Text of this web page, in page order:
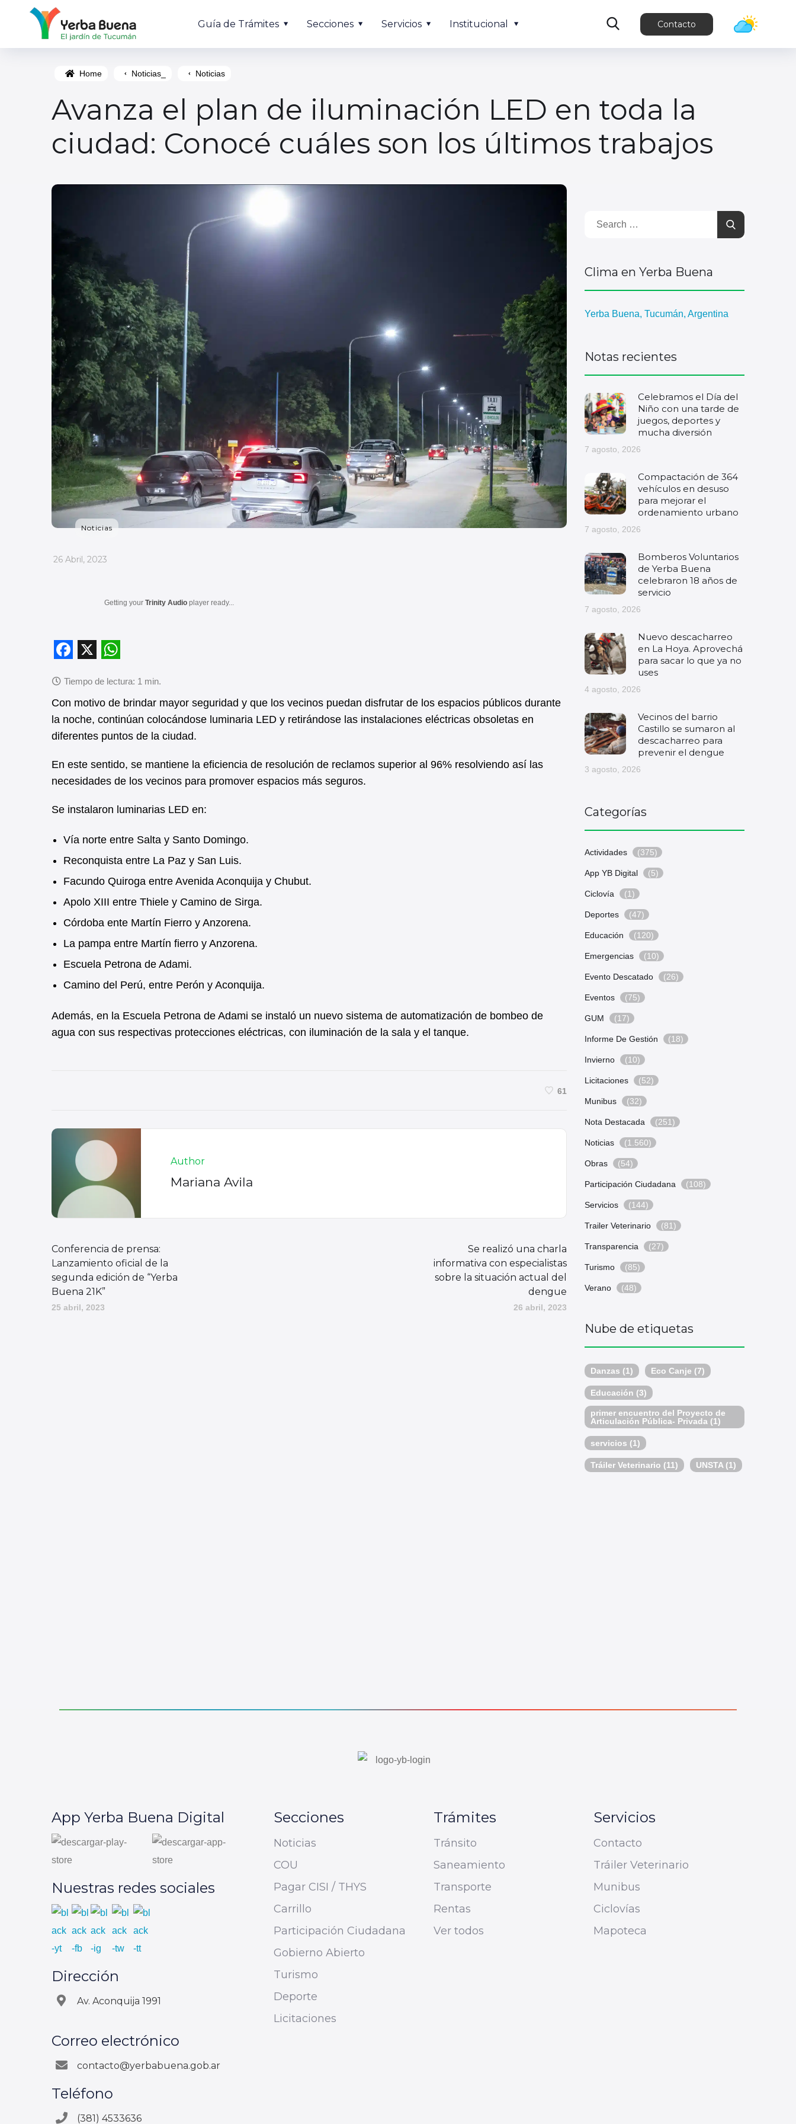
Guía de Trámites Secciones Servicios Institucional Contacto
Home Noticias_ Noticias
Avanza el plan de iluminación LED en toda la
ciudad: Conocé cuáles son los últimos trabajos
Noticias
_
26 Abril, 2023
Getting your Trinity Audio player ready...
a
c
e
b
o
o
k
h
a
t
s
A
p
p
Con motivo de brindar mayor seguridad y que los vecinos puedan disfrutar de los espacios públicos durante
la noche, continúan colocándose luminaria LED y retirándose las instalaciones eléctricas obsoletas en
diferentes puntos de la ciudad.
En este sentido, se mantiene la eficiencia de resolución de reclamos superior al 96% resolviendo así las
necesidades de los vecinos para promover espacios más seguros.
Se instalaron luminarias LED en:
Vía norte entre Salta y Santo Domingo.
Reconquista entre La Paz y San Luis.
Facundo Quiroga entre Avenida Aconquija y Chubut.
Apolo XIII entre Thiele y Camino de Sirga.
Córdoba ente Martín Fierro y Anzorena.
La pampa entre Martín fierro y Anzorena.
Escuela Petrona de Adami.
Camino del Perú, entre Perón y Aconquija.
Además, en la Escuela Petrona de Adami se instaló un nuevo sistema de automatización de bombeo de
agua con sus respectivas protecciones eléctricas, con iluminación de la sala y el tanque.
61
Author
Mariana Avila
Conferencia de prensa:
Lanzamiento oficial de la
segunda edición de “Yerba
Buena 21K”
25 abril, 2023
Se realizó una charla
informativa con especialistas
sobre la situación actual del
dengue
26 abril, 2023
Clima en Yerba Buena
Yerba Buena, Tucumán, Argentina
Notas recientes
Celebramos el Día del
Niño con una tarde de
juegos, deportes y
mucha diversión
7 agosto, 2026
Compactación de 364
vehículos en desuso
para mejorar el
ordenamiento urbano
7 agosto, 2026
Bomberos Voluntarios
de Yerba Buena
celebraron 18 años de
servicio
7 agosto, 2026
Nuevo descacharreo
en La Hoya. Aprovechá
para sacar lo que ya no
uses
4 agosto, 2026
Vecinos del barrio
Castillo se sumaron al
descacharreo para
prevenir el dengue
3 agosto, 2026
Categorías
Actividades (375)
App YB Digital (5)
Ciclovía (1)
Deportes (47)
Educación (120)
Emergencias (10)
Evento Descatado (26)
Eventos (75)
GUM (17)
Informe De Gestión (18)
Invierno (10)
Licitaciones (52)
Munibus (32)
Nota Destacada (251)
Noticias (1.560)
Obras (54)
Participación Ciudadana (108)
Servicios (144)
Trailer Veterinario (81)
Transparencia (27)
Turismo (85)
Verano (48)
Nube de etiquetas
Danzas (1) Eco Canje (7)
Educación (3)
primer encuentro del Proyecto de
Articulación Pública- Privada (1)
servicios (1)
Tráiler Veterinario (11) UNSTA (1)
App Yerba Buena Digital
Nuestras redes sociales
Dirección
Av. Aconquija 1991
Correo electrónico
contacto@yerbabuena.gob.ar
Teléfono
(381) 4533636
Secciones
Noticias
COU
Pagar CISI / THYS
Carrillo
Participación Ciudadana
Gobierno Abierto
Turismo
Deporte
Licitaciones
Trámites
Tránsito
Saneamiento
Transporte
Rentas
Ver todos
Servicios
Contacto
Tráiler Veterinario
Munibus
Ciclovías
Mapoteca